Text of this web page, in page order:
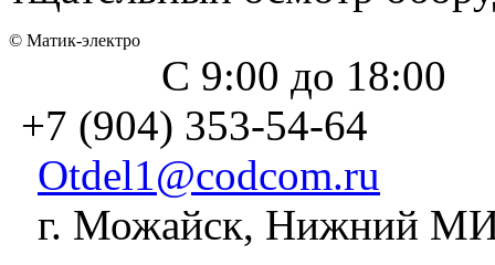
© Матик-электро
С 9:00 до 18:00
+7 (904) 353-54-64
Otdel1@codcom.ru
г. Можайск, Нижний